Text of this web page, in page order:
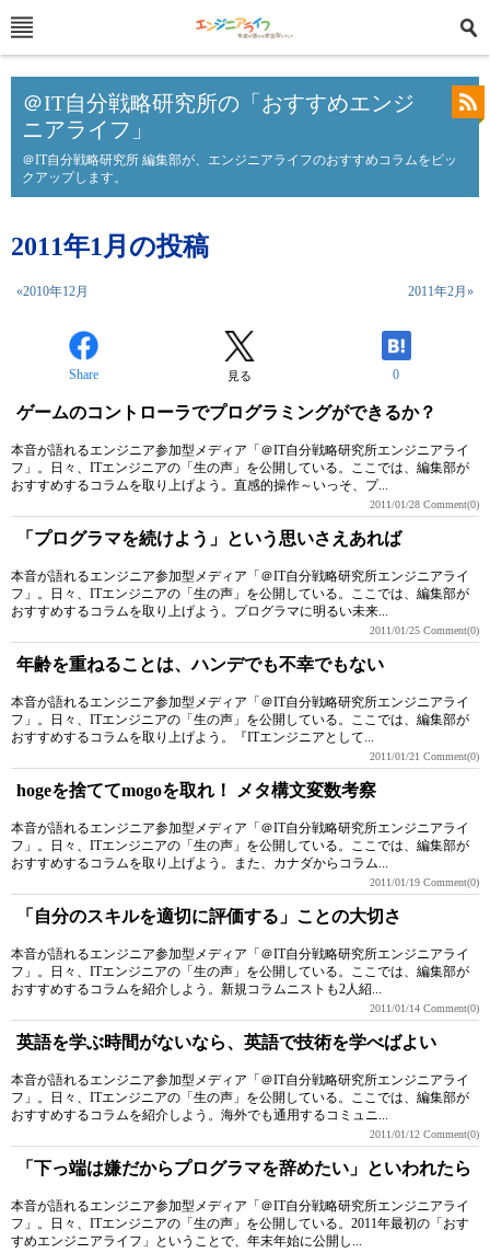
＠IT自分戦略研究所の「おすすめエンジ
ニアライフ」
＠IT自分戦略研究所 編集部が、エンジニアライフのおすすめコラムをピッ
クアップします。
2011年1月の投稿
«2010年12月 2011年2月»
Share 見る 0
ゲームのコントローラでプログラミングができるか？
本音が語れるエンジニア参加型メディア「＠IT自分戦略研究所エンジニアライ
フ」。日々、ITエンジニアの「生の声」を公開している。ここでは、編集部が
おすすめするコラムを取り上げよう。直感的操作～いっそ、プ...
2011/01/28 Comment(0)
「プログラマを続けよう」という思いさえあれば
本音が語れるエンジニア参加型メディア「＠IT自分戦略研究所エンジニアライ
フ」。日々、ITエンジニアの「生の声」を公開している。ここでは、編集部が
おすすめするコラムを取り上げよう。プログラマに明るい未来...
2011/01/25 Comment(0)
年齢を重ねることは、ハンデでも不幸でもない
本音が語れるエンジニア参加型メディア「＠IT自分戦略研究所エンジニアライ
フ」。日々、ITエンジニアの「生の声」を公開している。ここでは、編集部が
おすすめするコラムを取り上げよう。『ITエンジニアとして...
2011/01/21 Comment(0)
hogeを捨ててmogoを取れ！ メタ構文変数考察
本音が語れるエンジニア参加型メディア「＠IT自分戦略研究所エンジニアライ
フ」。日々、ITエンジニアの「生の声」を公開している。ここでは、編集部が
おすすめするコラムを取り上げよう。また、カナダからコラム...
2011/01/19 Comment(0)
「自分のスキルを適切に評価する」ことの大切さ
本音が語れるエンジニア参加型メディア「＠IT自分戦略研究所エンジニアライ
フ」。日々、ITエンジニアの「生の声」を公開している。ここでは、編集部が
おすすめするコラムを紹介しよう。新規コラムニストも2人紹...
2011/01/14 Comment(0)
英語を学ぶ時間がないなら、英語で技術を学べばよい
本音が語れるエンジニア参加型メディア「＠IT自分戦略研究所エンジニアライ
フ」。日々、ITエンジニアの「生の声」を公開している。ここでは、編集部が
おすすめするコラムを紹介しよう。海外でも通用するコミュニ...
2011/01/12 Comment(0)
「下っ端は嫌だからプログラマを辞めたい」といわれたら
本音が語れるエンジニア参加型メディア「＠IT自分戦略研究所エンジニアライ
フ」。日々、ITエンジニアの「生の声」を公開している。2011年最初の「おす
すめエンジニアライフ」ということで、年末年始に公開し...